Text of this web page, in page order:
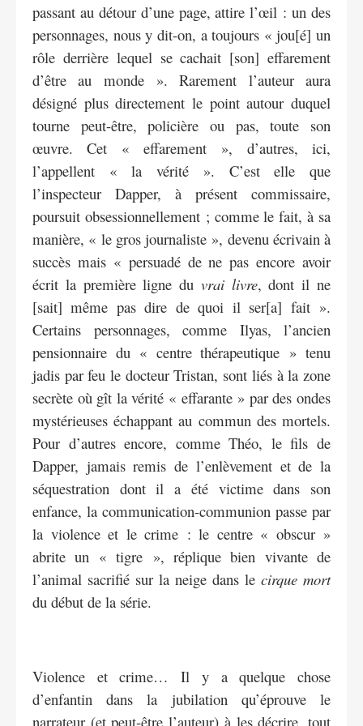
passant au détour d’une page, attire l’œil : un des
personnages, nous y dit-on, a toujours « jou[é] un
rôle derrière lequel se cachait [son] effarement
d’être au monde ». Rarement l’auteur aura
désigné plus directement le point autour duquel
tourne peut-être, policière ou pas, toute son
œuvre. Cet « effarement », d’autres, ici,
l’appellent « la vérité ». C’est elle que
l’inspecteur Dapper, à présent commissaire,
poursuit obsessionnellement ; comme le fait, à sa
manière, « le gros journaliste », devenu écrivain à
succès mais « persuadé de ne pas encore avoir
écrit la première ligne du vrai livre, dont il ne
[sait] même pas dire de quoi il ser[a] fait ».
Certains personnages, comme Ilyas, l’ancien
pensionnaire du « centre thérapeutique » tenu
jadis par feu le docteur Tristan, sont liés à la zone
secrète où gît la vérité « effarante » par des ondes
mystérieuses échappant au commun des mortels.
Pour d’autres encore, comme Théo, le fils de
Dapper, jamais remis de l’enlèvement et de la
séquestration dont il a été victime dans son
enfance, la communication-communion passe par
la violence et le crime : le centre « obscur »
abrite un « tigre », réplique bien vivante de
l’animal sacrifié sur la neige dans le cirque mort
du début de la série.
Violence et crime… Il y a quelque chose
d’enfantin dans la jubilation qu’éprouve le
narrateur (et peut-être l’auteur) à les décrire, tout